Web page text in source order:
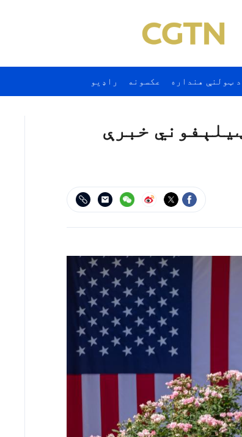
د ټولنې هنداره عکسونه راډيو
خبرې